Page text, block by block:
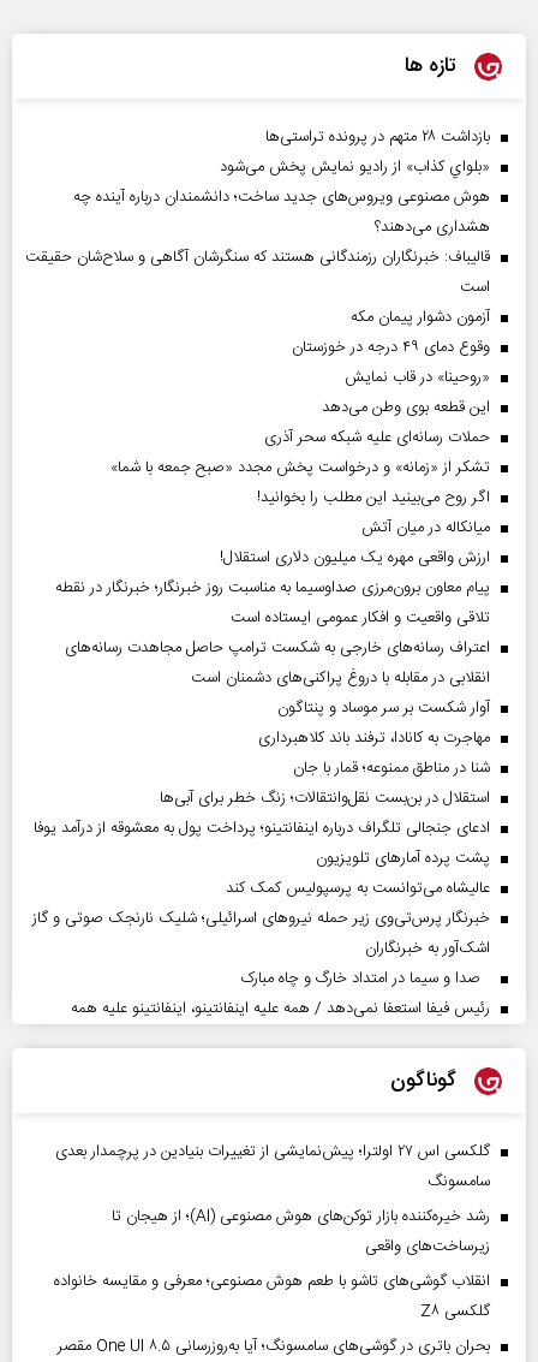
تازه ها
بازداشت ۲۸ متهم در پرونده تراستی‌ها
«بلواي کذاب» از رادیو نمایش پخش می‌شود
هوش مصنوعی ویروس‌های جدید ساخت؛ دانشمندان درباره آینده چه
هشداری می‌دهند؟
قالیباف: خبرنگاران رزمندگانی هستند که سنگرشان آگاهی و سلاح‌شان حقیقت
است
آزمون دشوار پیمان مکه
وقوع دمای ۴۹ درجه در خوزستان
«روحینا» در قاب نمایش
این قطعه بوی وطن می‌دهد
حملات رسانه‌ای علیه شبکه سحر آذری
تشکر از «زمانه» و درخواست پخش مجدد «صبح جمعه با شما»
اگر روح می‌بینید این مطلب را بخوانید!
میانکاله در میان آتش
ارزش واقعی مهره یک میلیون دلاری استقلال!
پیام معاون برون‌مرزی صداوسیما به مناسبت روز خبرنگار؛ خبرنگار در نقطه
تلاقی واقعیت و افکار عمومی ایستاده است
اعتراف رسانه‌های خارجی به شکست ترامپ حاصل مجاهدت رسانه‌های
انقلابی در مقابله با دروغ پراکنی‌های دشمنان است
آوار شکست بر سر موساد و پنتاگون
مهاجرت به کانادا، ترفند باند کلاهبرداری
شنا در مناطق ممنوعه؛ قمار با جان
استقلال در بن‌بست نقل‌وانتقالات؛ زنگ خطر برای آبی‌ها
ادعای جنجالی تلگراف درباره اینفانتینو؛ پرداخت پول به معشوقه از درآمد یوفا
پشت پرده آمارهای تلویزیون
عالیشاه می‌توانست به پرسپولیس کمک کند
خبرنگار پرس‌تی‌وی زیر حمله نیروهای اسرائیلی؛ شلیک نارنجک صوتی و گاز
اشک‌آور به خبرنگاران
صدا و سیما در امتداد خارگ و چاه مبارک
رئیس فیفا استعفا نمی‌دهد / همه علیه اینفانتینو، اینفانتینو علیه همه
گوناگون
گلکسی اس ۲۷ اولترا؛ پیش‌نمایشی از تغییرات بنیادین در پرچمدار بعدی
سامسونگ
رشد خیره‌کننده بازار توکن‌های هوش مصنوعی (AI)؛ از هیجان تا
زیرساخت‌های واقعی
انقلاب گوشی‌های تاشو‌ با طعم هوش مصنوعی؛ معرفی و مقایسه خانواده
گلکسی Z۸
بحران باتری در گوشی‌های سامسونگ؛ آیا به‌روزرسانی One UI ۸.۵ مقصر